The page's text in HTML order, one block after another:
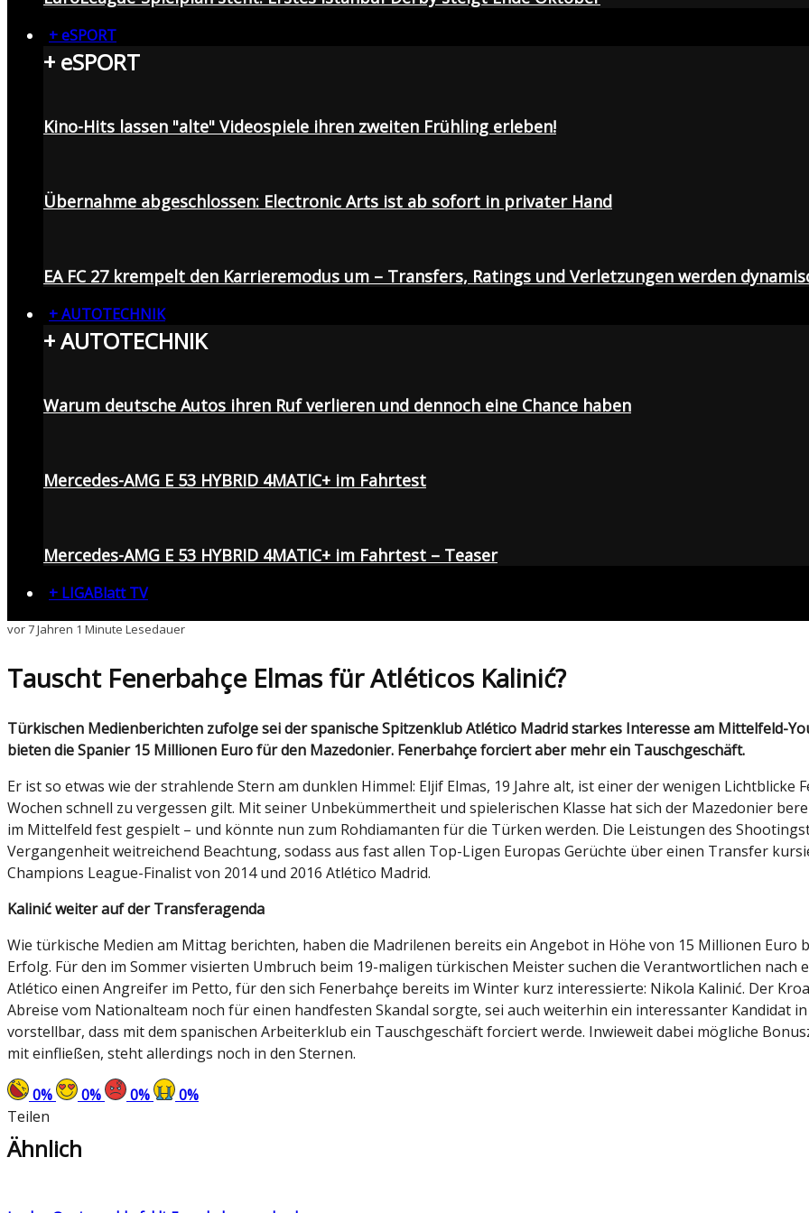
+ eSPORT
+ eSPORT
Kino-Hits lassen "alte" Videospiele ihren zweiten Frühling erleben!
Übernahme abgeschlossen: Electronic Arts ist ab sofort in privater Hand
EA FC 27 krempelt den Karrieremodus um – Transfers, Ratings und Verletzungen werden
+ AUTOTECHNIK
+ AUTOTECHNIK
Warum deutsche Autos ihren Ruf verlieren und dennoch eine Chance haben
Mercedes-AMG E 53 HYBRID 4MATIC+ im Fahrtest
Mercedes-AMG E 53 HYBRID 4MATIC+ im Fahrtest – Teaser
+ LIGABlatt TV
vor 7 Jahren 1 Minute Lesedauer
Tauscht Fenerbahçe Elmas für Atléticos Kalinić?
Türkischen Medienberichten zufolge sei der spanische Spitzenklub Atlético Madrid starkes Interesse am Mittelfeld-Youngster Eljif Elmas von Fenerbahçe. Demnach
bieten die Spanier 15 Millionen Euro für den Mazedonier. Fenerbahçe forciert aber mehr ein Tauschgeschäft.
Er ist so etwas wie der strahlende Stern am dunklen Himmel: Eljif Elmas, 19 Jahre alt, ist einer der wenigen Lichtblicke
Wochen schnell zu vergessen gilt. Mit seiner Unbekümmertheit und spielerischen Klasse hat sich der Mazedonier
im Mittelfeld fest gespielt – und könnte nun zum Rohdiamanten für die Türken werden. Die Leistungen des
Vergangenheit weitreichend Beachtung, sodass aus fast allen Top-Ligen Europas Gerüchte über einen Transfer
Champions League-Finalist von 2014 und 2016 Atlético Madrid.
Kalinić weiter auf der Transferagenda
Wie türkische Medien am Mittag berichten, haben die Madrilenen bereits ein Angebot in Höhe von 15 Millionen Euro
Erfolg. Für den im Sommer visierten Umbruch beim 19-maligen türkischen Meister suchen die Verantwortlichen nach
Atlético einen Angreifer im Petto, für den sich Fenerbahçe bereits im Winter kurz interessierte: Nikola Kalinić. Der
Abreise vom Nationalteam noch für einen handfesten Skandal sorgte, sei auch weiterhin ein interessanter Kandidat
vorstellbar, dass mit dem spanischen Arbeiterklub ein Tauschgeschäft forciert werde. Inwieweit dabei mögliche
mit einfließen, steht allerdings noch in den Sternen.
0% 0% 0% 0%
Teilen
Ähnlich